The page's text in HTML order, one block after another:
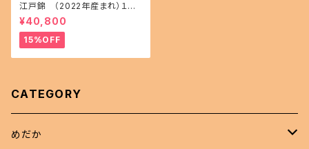
江戸錦 （2022年産まれ）１５
㎝前後 オス1 メス1(現物出品) i
kahoff AA-1114-32457-a
¥40,800
15%OFF
CATEGORY
めだか